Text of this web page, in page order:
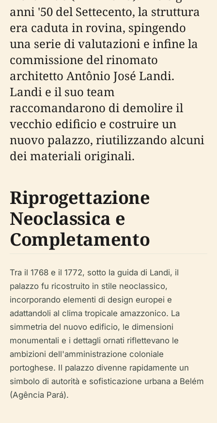
anni '50 del Settecento, la struttura
era caduta in rovina, spingendo
una serie di valutazioni e infine la
commissione del rinomato
architetto Antônio José Landi.
Landi e il suo team
raccomandarono di demolire il
vecchio edificio e costruire un
nuovo palazzo, riutilizzando alcuni
dei materiali originali.
Riprogettazione
Neoclassica e
Completamento
Tra il 1768 e il 1772, sotto la guida di Landi, il
palazzo fu ricostruito in stile neoclassico,
incorporando elementi di design europei e
adattandoli al clima tropicale amazzonico. La
simmetria del nuovo edificio, le dimensioni
monumentali e i dettagli ornati riflettevano le
ambizioni dell'amministrazione coloniale
portoghese. Il palazzo divenne rapidamente un
simbolo di autorità e sofisticazione urbana a Belém
(Agência Pará).